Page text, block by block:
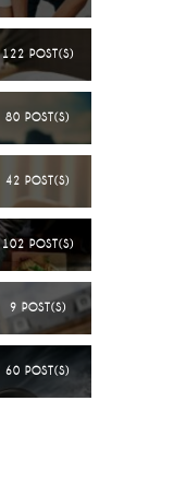
122 POST(S)
80 POST(S)
42 POST(S)
102 POST(S)
9 POST(S)
60 POST(S)